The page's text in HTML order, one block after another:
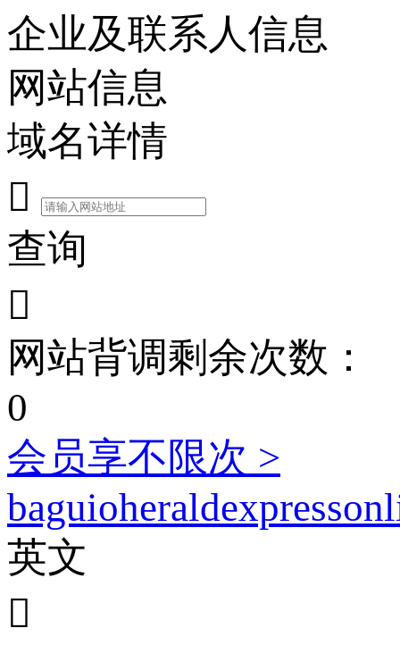
企业及联系人信息
网站信息
域名详情

查询

网站背调剩余次数：
0
会员享不限次 >
英文
